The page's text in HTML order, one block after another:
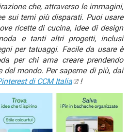
che, attraverso le immagini,
sui temi più disparati. Puoi usare
ricette di cucina, idee di design
e tanti altri progetti, inclusi
per tatuaggi. Facile da usare è
per chi ama creare prendendo
del mondo. Per saperne di più, dai
di CCM Italia !